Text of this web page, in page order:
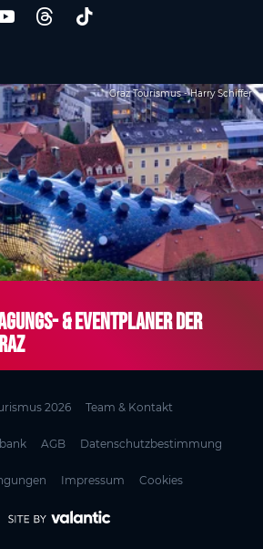
Graz Tourismus - Harry Schiffer
& Eventplaner der
2026 Team & Kontakt
AGB Datenschutzbestimmung
Impressum Cookies